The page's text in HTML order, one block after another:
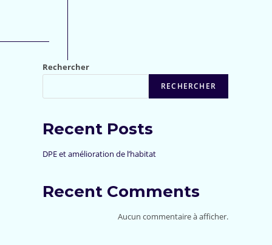
Rechercher
RECHERCHER
Recent Posts
DPE et amélioration de l’habitat
Recent Comments
Aucun commentaire à afficher.